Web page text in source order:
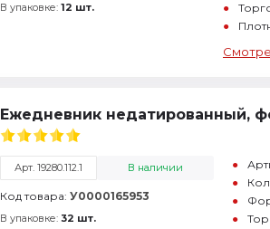
В упаковке: 12 шт.
Ежедневник недатированный,
Арт. 19280.112.1 В наличии
Код товара: У0000165953
В упаковке: 32 шт.